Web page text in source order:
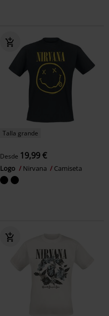
Talla grande
Desde 19,99 €
Logo Nirvana Camiseta